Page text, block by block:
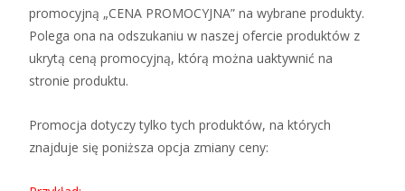
promocyjną „CENA PROMOCYJNA” na wybrane produkty.
Polega ona na odszukaniu w naszej ofercie produktów z
ukrytą ceną promocyjną, którą można uaktywnić na
stronie produktu.
Promocja dotyczy tylko tych produktów, na których
znajduje się poniższa opcja zmiany ceny: